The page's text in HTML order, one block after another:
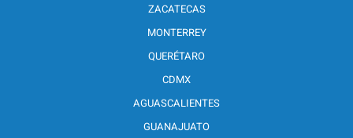
ZACATECAS
MONTERREY
QUERÉTARO
CDMX
AGUASCALIENTES
GUANAJUATO